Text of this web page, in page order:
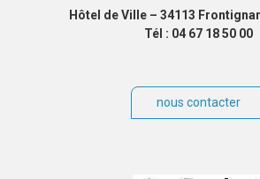
Hôtel de Ville – 34113
Tél : 04 67 18 50 00
nous contacter